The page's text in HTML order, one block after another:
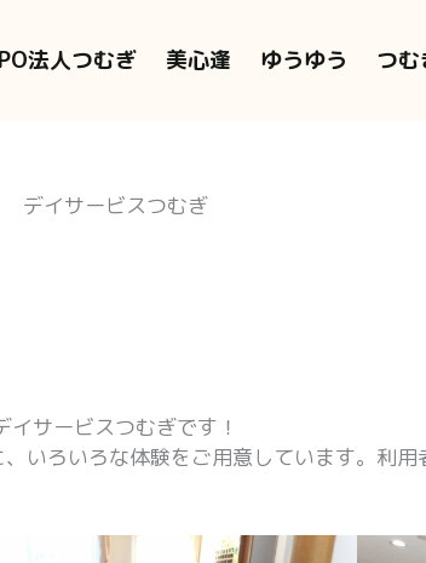
法人つむぎ 美心逢 ゆうゆう つ
デイサービスつむぎ
イサービスつむぎです！
いろいろな体験をご用意しています。利